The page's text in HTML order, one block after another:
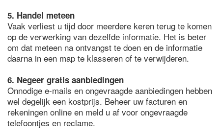
5. Handel meteen
Vaak verliest u tijd door meerdere keren terug te komen
op de verwerking van dezelfde informatie. Het is beter
om dat meteen na ontvangst te doen en de informatie
daarna in een map te klasseren of te verwijderen.
6. Negeer gratis aanbiedingen
Onnodige e-mails en ongevraagde aanbiedingen hebben
wel degelijk een kostprijs. Beheer uw facturen en
rekeningen online en meld u af voor ongevraagde
telefoontjes en reclame.